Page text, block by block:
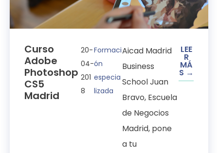
Curso
Adobe
Photoshop
CS5
Madrid
20-
04-
201
8
Formaci
ón
especia
lizada
Aicad Madrid
Business
School Juan
Bravo, Escuela
de Negocios
Madrid, pone
a tu
LEE
R
MÁ
S →